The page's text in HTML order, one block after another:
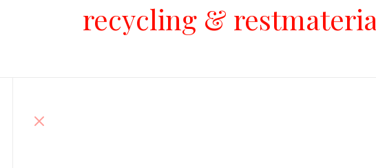
recycling &